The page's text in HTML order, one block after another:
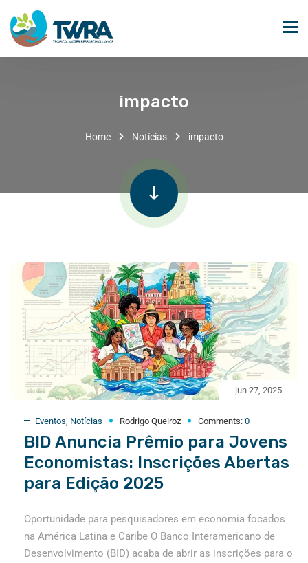
impacto
Home Notícias impacto
jun 27, 2025
Eventos Notícias Rodrigo Queiroz Comments: 0
BID Anuncia Prêmio para Jovens
Economistas: Inscrições Abertas
para Edição 2025
Oportunidade para pesquisadores em economia focados
na América Latina e Caribe O Banco Interamericano de
Desenvolvimento (BID) acaba de abrir as inscrições para o